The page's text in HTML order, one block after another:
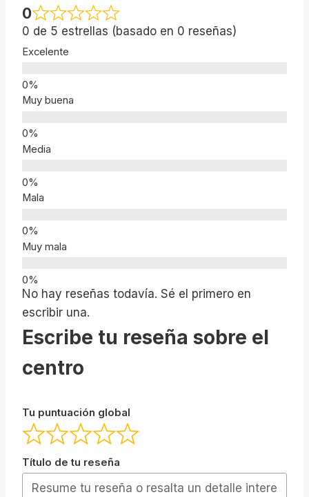
0
0 de 5 estrellas (basado en 0 reseñas)
Excelente
Muy buena
Media
Mala
Muy mala
No hay reseñas todavía. Sé el primero en
escribir una.
Escribe tu reseña sobre el
centro
Tu puntuación global
Título de tu reseña